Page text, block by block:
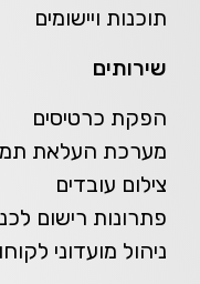
תוכנות ויישומים
שירותים
הפקת כרטיסים
מערכת העלאת
צילום עובדים
פתרונות רישום
ניהול מועדוני